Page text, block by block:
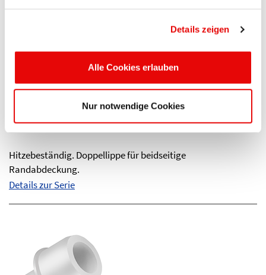
Details zeigen
Alle Cookies erlauben
Nur notwendige Cookies
®EPS 350
Durchziehstopfen mit Doppellippe
Hitzebeständig. Doppellippe für beidseitige
Randabdeckung.
Details zur Serie